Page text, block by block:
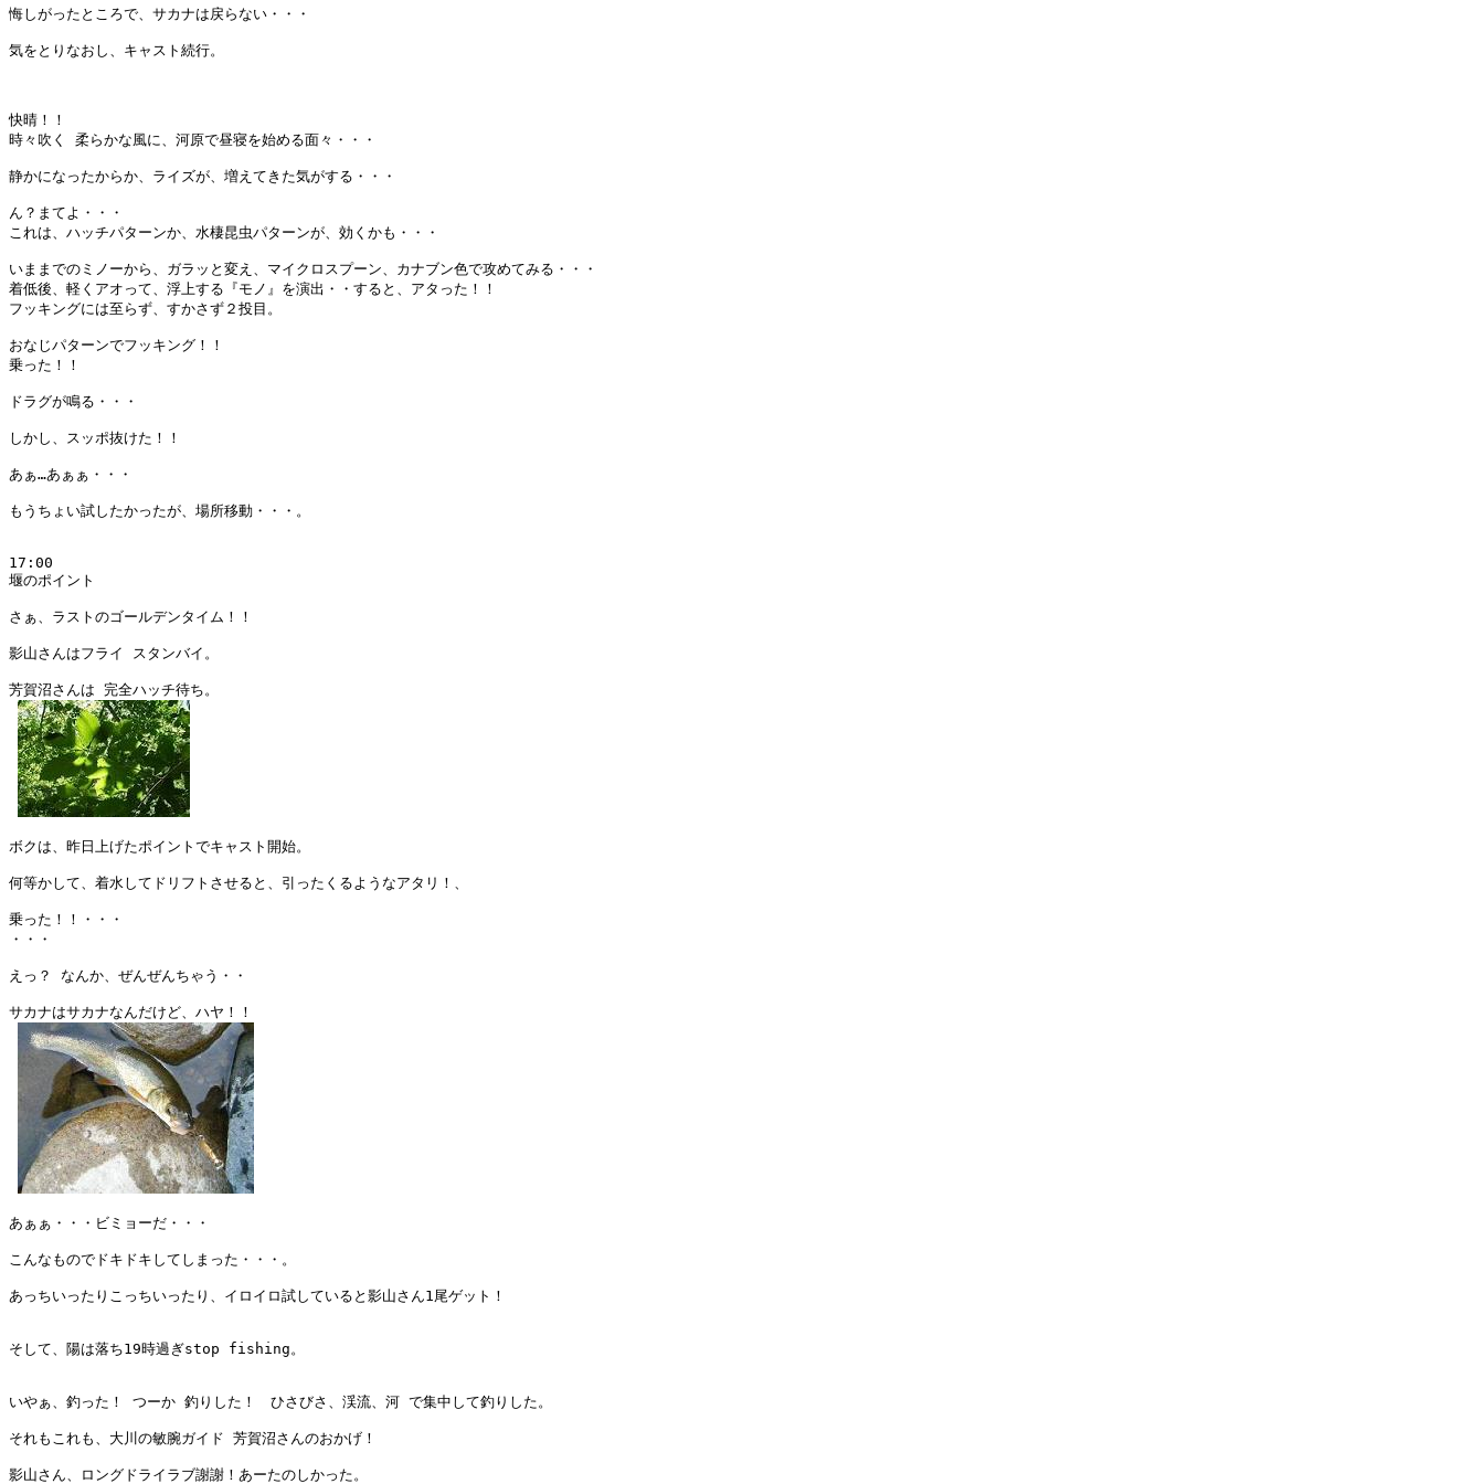
悔しがったところで、サカナは戻らない・・・
気をとりなおし、キャスト続行。
快晴！！
時々吹く 柔らかな風に、河原で昼寝を始める面々・・・
静かになったからか、ライズが、増えてきた気がする・・・
ん？まてよ・・・
これは、ハッチパターンか、水棲昆虫パターンが、効くかも・・・
いままでのミノーから、ガラッと変え、マイクロスプーン、カナブン色で攻めてみる・・・
着低後、軽くアオって、浮上する『モノ』を演出・・すると、アタった！！
フッキングには至らず、すかさず２投目。
おなじパターンでフッキング！！
乗った！！
ドラグが鳴る・・・
しかし、スッポ抜けた！！
あぁ…あぁぁ・・・
もうちょい試したかったが、場所移動・・・。
17:00
堰のポイント
さぁ、ラストのゴールデンタイム！！
影山さんはフライ スタンバイ。
芳賀沼さんは 完全ハッチ待ち。
ボクは、昨日上げたポイントでキャスト開始。
何等かして、着水してドリフトさせると、引ったくるようなアタリ！、
乗った！！・・・
・・・
えっ？ なんか、ぜんぜんちゃう・・
サカナはサカナなんだけど、ハヤ！！
あぁぁ・・・ビミョーだ・・・
こんなものでドキドキしてしまった・・・。
あっちいったりこっちいったり、イロイロ試していると影山さん1尾ゲット！
そして、陽は落ち19時過ぎstop fishing。
いやぁ、釣った！ つーか 釣りした！　ひさびさ、渓流、河 で集中して釣りした。
それもこれも、大川の敏腕ガイド 芳賀沼さんのおかげ！
影山さん、ロングドライラブ謝謝！あーたのしかった。